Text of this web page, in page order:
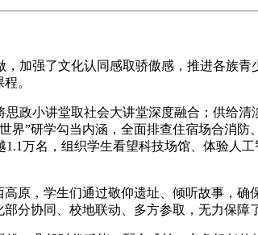
强了文化认同感取骄傲感，推进各族青
。
小讲堂取社会大讲堂深度融合；供给清
界”研学勾当内涵，全面排查住宿场合消
万名，组织学生看望科技场馆、体验人
，学生们通过敬仰遗址、倾听故事，确
分协同、校地联动、多方参取，无力保障